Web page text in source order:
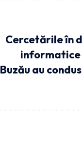
Cercetările în
informatice
Buzău au